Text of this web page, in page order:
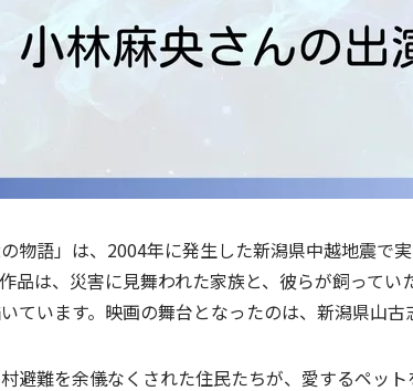
の物語」は、2004年に発生した新潟県中越地震で
品は、災害に見舞われた家族と、彼らが飼って
ています。映画の舞台となったのは、新潟県山古
避難を余儀なくされた住民たちが、愛するペッ